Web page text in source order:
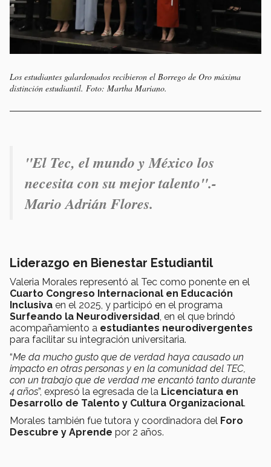
Los estudiantes galardonados recibieron el Borrego de Oro máxima
distinción estudiantil. Foto: Martha Mariano.
"El Tec, el mundo y México los
necesita con su mejor talento".-
Mario Adrián Flores.
Liderazgo en Bienestar Estudiantil
Valeria Morales representó al Tec como ponente en el
Cuarto Congreso Internacional en Educación
Inclusiva en el 2025, y participó en el programa
Surfeando la Neurodiversidad, en el que brindó
acompañamiento a estudiantes neurodivergentes
para facilitar su integración universitaria.
“Me da mucho gusto que de verdad haya causado un
impacto en otras personas y en la comunidad del TEC,
con un trabajo que de verdad me encantó tanto durante
4 años”, expresó la egresada de la Licenciatura en
Desarrollo de Talento y Cultura Organizacional.
Morales también fue tutora y coordinadora del Foro
Descubre y Aprende por 2 años.